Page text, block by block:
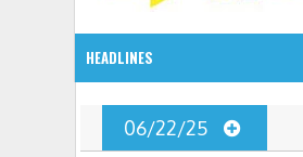
HEADLINES
06/22/25